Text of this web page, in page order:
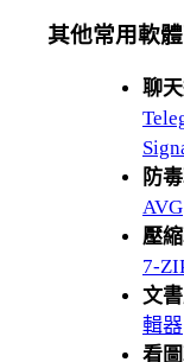
其他常用軟體
聊
防
AVG
壓
7-
文
輯器
看